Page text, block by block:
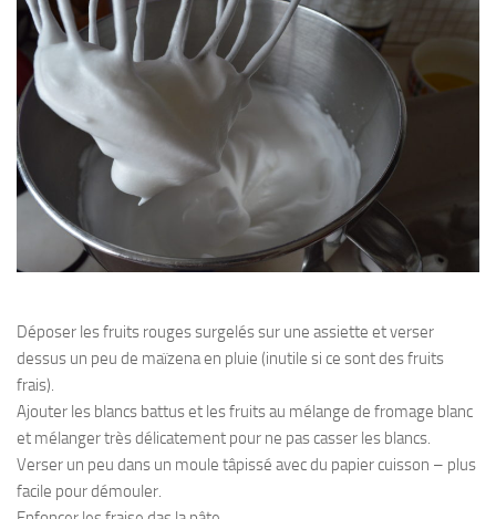
Déposer les fruits rouges surgelés sur une assiette et verser
dessus un peu de maïzena en pluie (inutile si ce sont des fruits
frais).
Ajouter les blancs battus et les fruits au mélange de fromage blanc
et mélanger très délicatement pour ne pas casser les blancs.
Verser un peu dans un moule tâpissé avec du papier cuisson – plus
facile pour démouler.